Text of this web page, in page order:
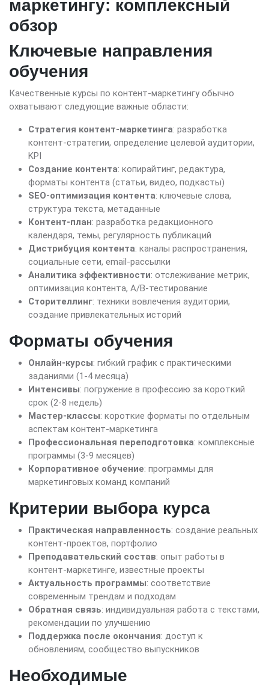
маркетингу: комплексный
обзор
Ключевые направления
обучения
Качественные курсы по контент-маркетингу обычно
охватывают следующие важные области:
Стратегия контент-маркетинга: разработка
контент-стратегии, определение целевой аудитории,
KPI
Создание контента: копирайтинг, редактура,
форматы контента (статьи, видео, подкасты)
SEO-оптимизация контента: ключевые слова,
структура текста, метаданные
Контент-план: разработка редакционного
календаря, темы, регулярность публикаций
Дистрибуция контента: каналы распространения,
социальные сети, email-рассылки
Аналитика эффективности: отслеживание метрик,
оптимизация контента, A/B-тестирование
Сторителлинг: техники вовлечения аудитории,
создание привлекательных историй
Форматы обучения
Онлайн-курсы: гибкий график с практическими
заданиями (1-4 месяца)
Интенсивы: погружение в профессию за короткий
срок (2-8 недель)
Мастер-классы: короткие форматы по отдельным
аспектам контент-маркетинга
Профессиональная переподготовка: комплексные
программы (3-9 месяцев)
Корпоративное обучение: программы для
маркетинговых команд компаний
Критерии выбора курса
Практическая направленность: создание реальных
контент-проектов, портфолио
Преподавательский состав: опыт работы в
контент-маркетинге, известные проекты
Актуальность программы: соответствие
современным трендам и подходам
Обратная связь: индивидуальная работа с текстами,
рекомендации по улучшению
Поддержка после окончания: доступ к
обновлениям, сообщество выпускников
Необходимые